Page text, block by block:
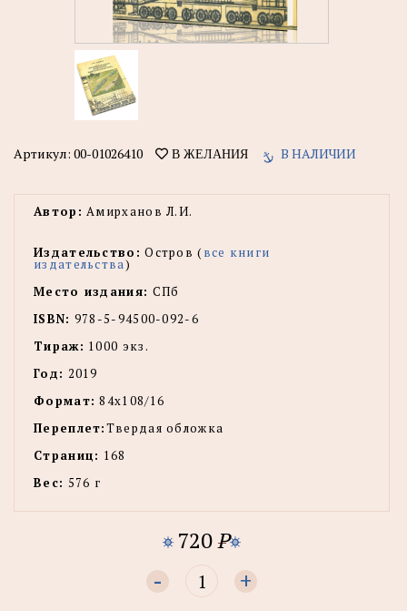
Артикул: 00-01026410 В ЖЕЛАНИЯ В НАЛИЧИИ
Автор: Амирханов Л.И.
Издательство: Остров (все книги
издательства)
Место издания: СПб
ISBN: 978-5-94500-092-6
Тираж: 1000 экз.
Год: 2019
Формат: 84x108/16
Переплет:Твердая обложка
Страниц: 168
Вес: 576 г
720P
- +